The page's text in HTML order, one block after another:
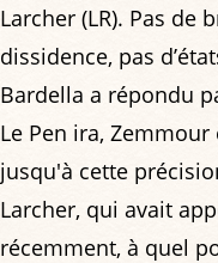
Larcher (LR). Pas de
dissidence, pas
Bardella a répondu
Le Pen ira,
jusqu'à cette
Larcher, qui avait
récemment, à quel